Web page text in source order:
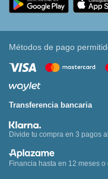
Métodos de pago
Transferencia bancaria
Divide tu compra en 3 pagos
Financia hasta en 12 meses